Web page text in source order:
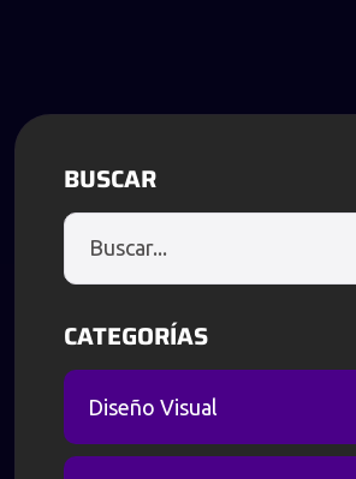
BUSCAR
CATEGORÍAS
Diseño Visual